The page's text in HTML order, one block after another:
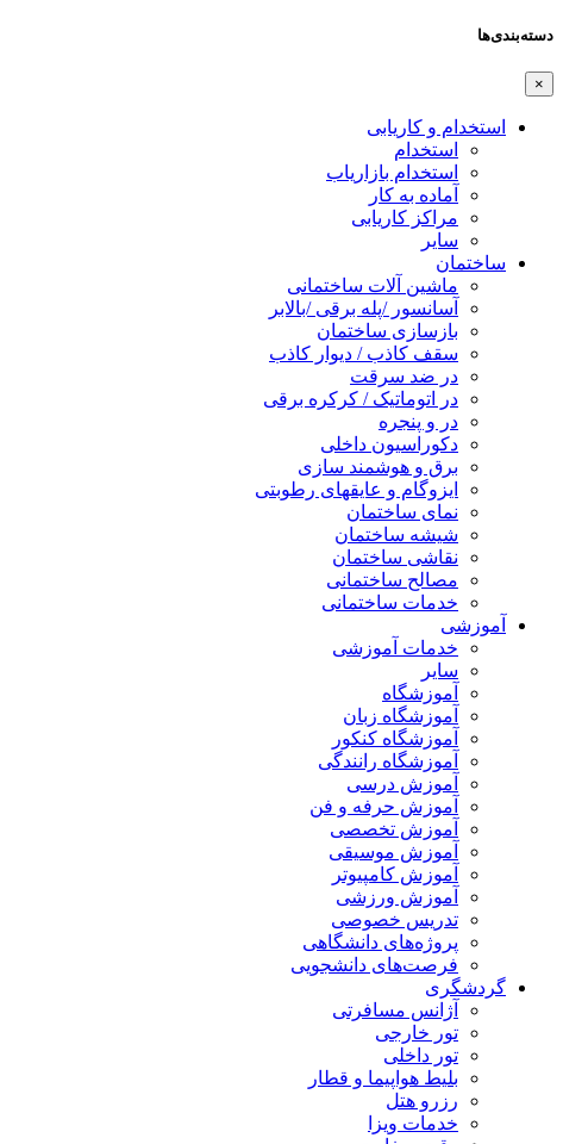
دسته‌بندی‌ها
×
استخدام و کاریابی
استخدام
استخدام بازاریاب
آماده به کار
مراکز کاریابی
سایر
ساختمان
ماشین آلات ساختمانی
آسانسور /پله برقی /بالابر
بازسازی ساختمان
سقف کاذب / دیوار کاذب
در ضد سرقت
در اتوماتیک / کرکره برقی
در و پنجره
دکوراسیون داخلی
برق و هوشمند سازی
ایزوگام و عایقهای رطوبتی
نمای ساختمان
شیشه ساختمان
نقاشی ساختمان
مصالح ساختمانی
خدمات ساختمانی
آموزشی
خدمات آموزشی
سایر
آموزشگاه
آموزشگاه زبان
آموزشگاه کنکور
آموزشگاه رانندگی
آموزش درسی
آموزش حرفه و فن
آموزش تخصصی
آموزش موسیقی
آموزش کامپیوتر
آموزش ورزشی
تدریس خصوصی
پروژه‌های دانشگاهی
فرصت‌های دانشجویی
گردشگری
آژانس مسافرتی
تور خارجی
تور داخلی
بلیط هواپیما و قطار
رزرو هتل
خدمات ویزا